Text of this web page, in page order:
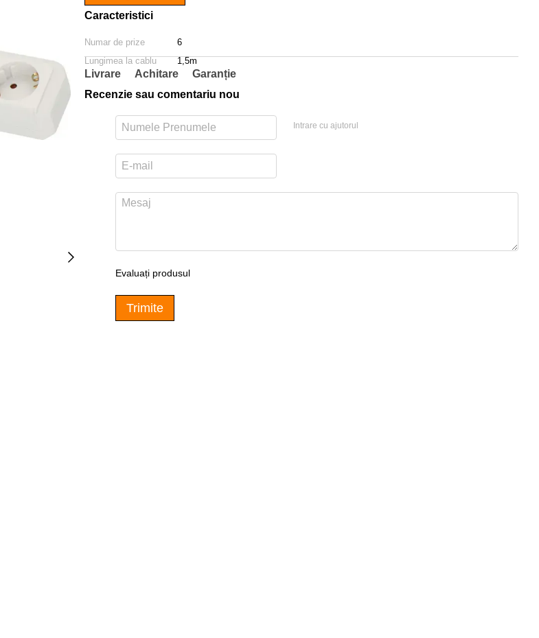
Caracteristici
Numar de prize
6
Lungimea la cablu
1,5m
Livrare Achitare
Garanție
Recenzie sau comentariu nou
Intrare cu ajutorul
Evaluați produsul
Trimite